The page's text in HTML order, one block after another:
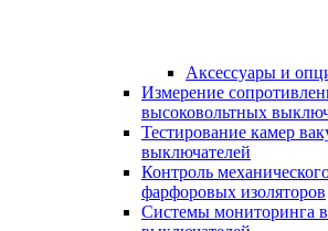
Аксессуары и
Измерение
высоковольтных
Тестирование камер
выключателей
Контроль
фарфоровых изоляторов
Системы мониторинга